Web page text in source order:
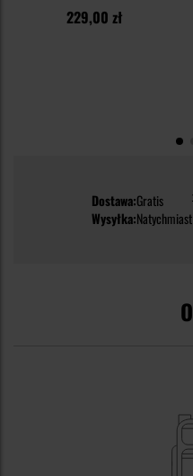
229,00 zł
Dostawa:Gratis
Wysyłka:Natychmiast